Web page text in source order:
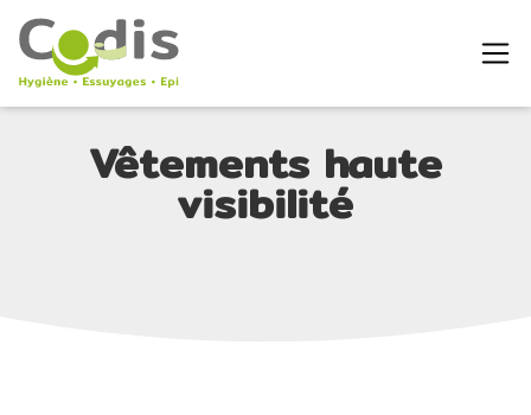
Vêtements haute
visibilité